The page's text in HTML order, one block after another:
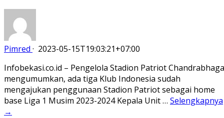
Pimred · 2023-05-15T19:03:21+07:00
Infobekasi.co.id – Pengelola Stadion Patriot Chandrabhaga
mengumumkan, ada tiga Klub Indonesia sudah
mengajukan penggunaan Stadion Patriot sebagai home
base Liga 1 Musim 2023-2024 Kepala Unit … Selengkapnya
→